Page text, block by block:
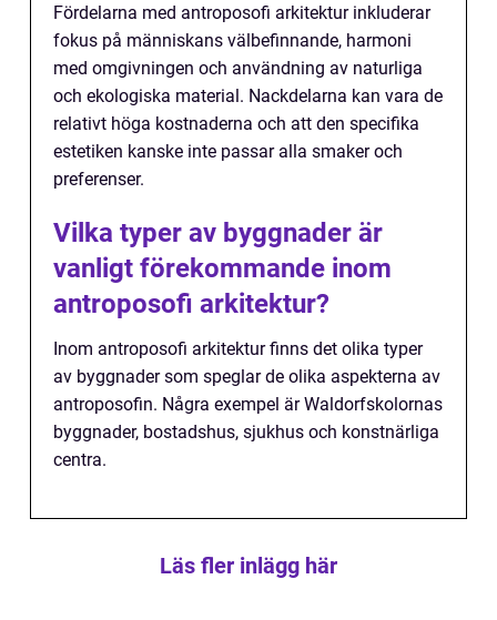
Fördelarna med antroposofi arkitektur inkluderar
fokus på människans välbefinnande, harmoni
med omgivningen och användning av naturliga
och ekologiska material. Nackdelarna kan vara de
relativt höga kostnaderna och att den specifika
estetiken kanske inte passar alla smaker och
preferenser.
Vilka typer av byggnader är
vanligt förekommande inom
antroposofi arkitektur?
Inom antroposofi arkitektur finns det olika typer
av byggnader som speglar de olika aspekterna av
antroposofin. Några exempel är Waldorfskolornas
byggnader, bostadshus, sjukhus och konstnärliga
centra.
Läs fler inlägg här